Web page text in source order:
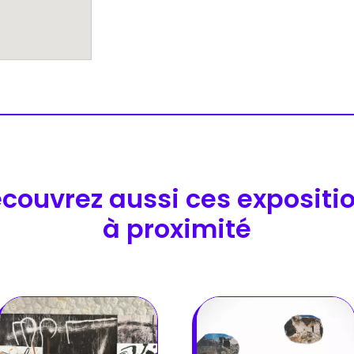
aussi ces
à proximité